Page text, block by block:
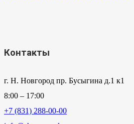
Контакты
г. Н. Новгород пр. Бусыгина д.1 к1
8:00 – 17:00
+7 (831) 288-00-00